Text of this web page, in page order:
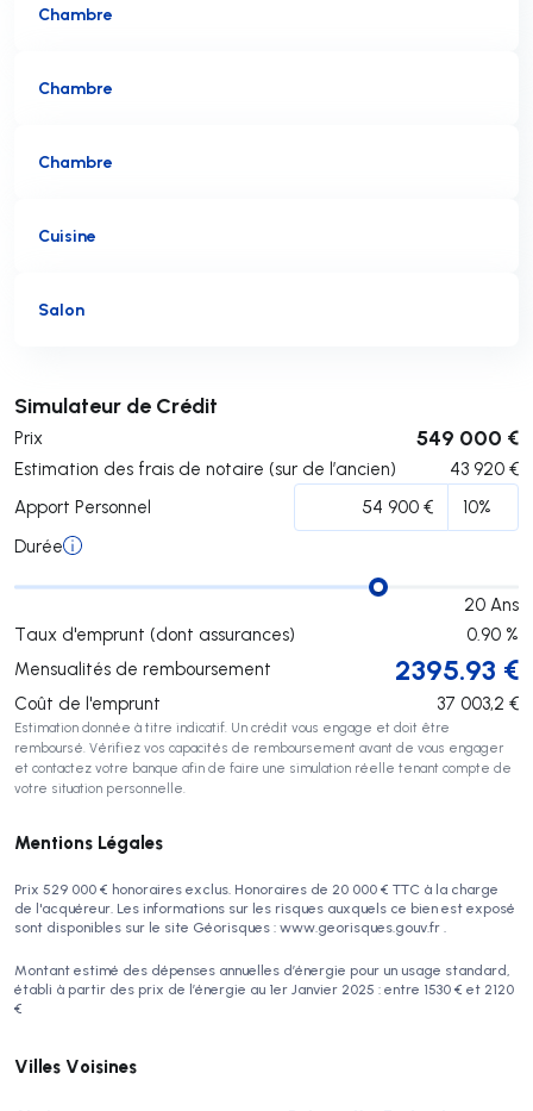
Chambre
Chambre
Chambre
Cuisine
Salon
Simulateur de Crédit
Prix 549 000 €
Estimation des frais de notaire (sur de l’ancien) 43 920 €
Apport Personnel
Durée
20 Ans
Taux d'emprunt (dont assurances)
0.90 %
Mensualités de remboursement
2395.93 €
Coût de l'emprunt 37 003,2 €
Estimation donnée à titre indicatif. Un crédit vous engage et doit être
remboursé. Vérifiez vos capacités de remboursement avant de vous engager
et contactez votre banque afin de faire une simulation réelle tenant compte de
votre situation personnelle.
Soumettre
Mentions Légales
Prix 529 000 € honoraires exclus. Honoraires de 20 000 € TTC à la charge
de l'acquéreur. Les informations sur les risques auxquels ce bien est exposé
sont disponibles sur le site Géorisques : www.georisques.gouv.fr .
Montant estimé des dépenses annuelles d’énergie pour un usage standard,
établi à partir des prix de l’énergie au 1er Janvier 2025 : entre 1530 € et 2120
€
Villes Voisines